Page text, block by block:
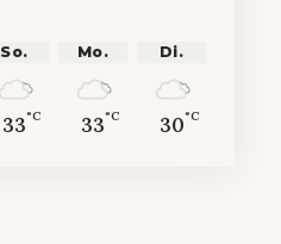
So.
33°C
Mo.
33°C
Di.
30°C